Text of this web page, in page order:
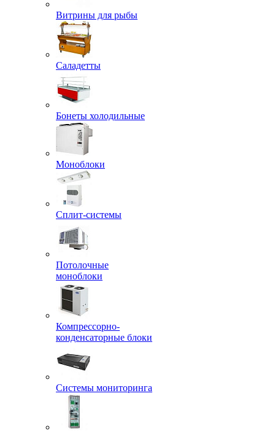
Витрины для рыбы
Саладетты
Бонеты холодильные
Моноблоки
Сплит-системы
Потолочные
моноблоки
Компрессорно-
конденсаторные блоки
Системы мониторинга